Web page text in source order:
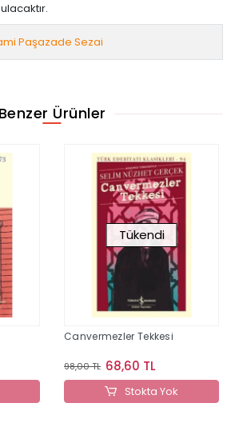
Paşazade Sezai
Benzer Ürünler
Tükendi
Canvermezler Tekkesi
98,00 TL 68,60 TL
Stokta Yok